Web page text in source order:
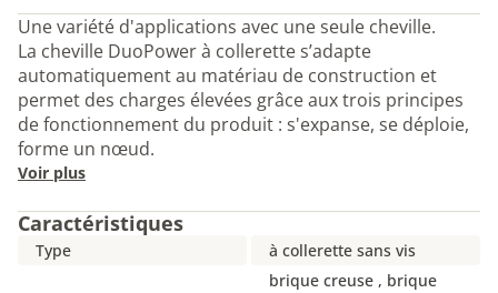
Une variété d'applications avec une seule cheville.
La cheville DuoPower à collerette s’adapte
automatiquement au matériau de construction et
permet des charges élevées grâce aux trois principes
de fonctionnement du produit : s'expanse, se déploie,
forme un nœud.
Voir plus
Caractéristiques
Type à collerette sans vis
brique creuse , brique